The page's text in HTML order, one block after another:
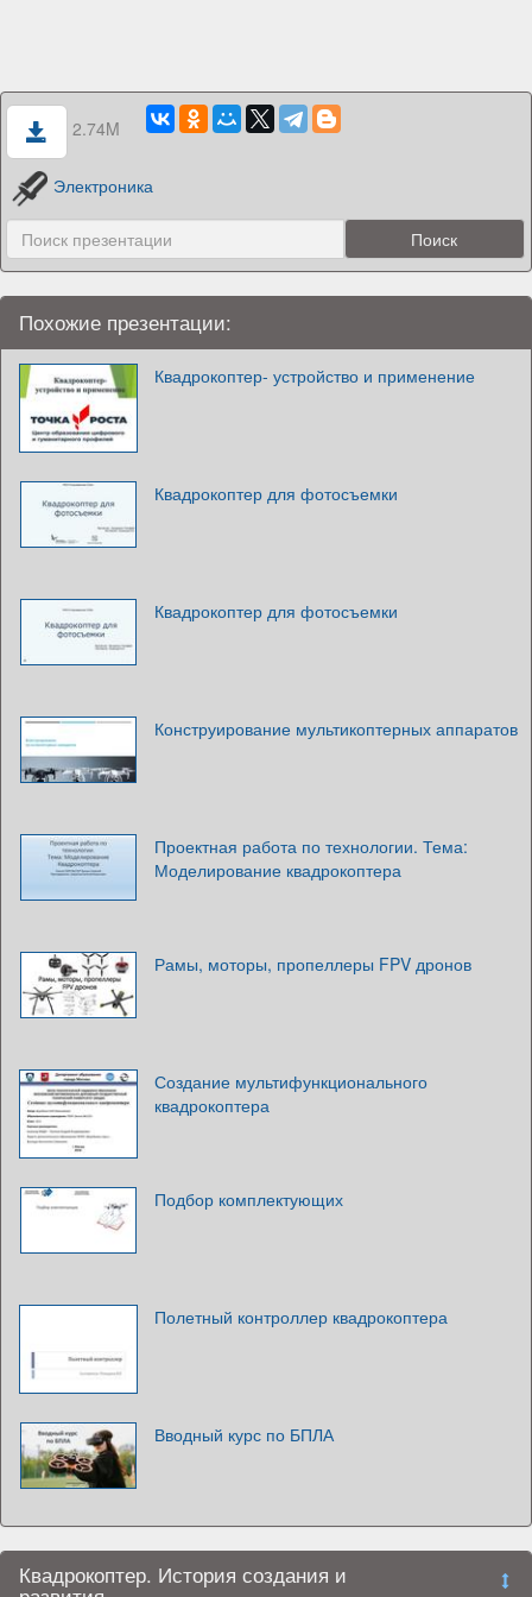
2.74M
Электроника
Похожие презентации:
Квадрокоптер- устройство и применение
Квадрокоптер для фотосъемки
Квадрокоптер для фотосъемки
Конструирование мультикоптерных аппаратов
Проектная работа по технологии. Тема:
Моделирование квадрокоптера
Рамы, моторы, пропеллеры FPV дронов
Создание мультифункционального
квадрокоптера
Подбор комплектующих
Полетный контроллер квадрокоптера
Вводный курс по БПЛА
Квадрокоптер. История создания и